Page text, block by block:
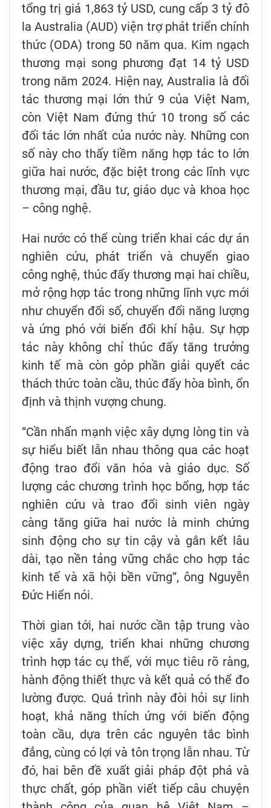
tổng trị giá 1,863 tỷ USD, cung cấp 3 tỷ đô
la Australia (AUD) viện trợ phát triển chính
thức (ODA) trong 50 năm qua. Kim ngạch
thương mại song phương đạt 14 tỷ USD
trong năm 2024. Hiện nay, Australia là đối
tác thương mại lớn thứ 9 của Việt Nam,
còn Việt Nam đứng thứ 10 trong số các
đối tác lớn nhất của nước này. Những con
số này cho thấy tiềm năng hợp tác to lớn
giữa hai nước, đặc biệt trong các lĩnh vực
thương mại, đầu tư, giáo dục và khoa học
– công nghệ.
Hai nước có thể cùng triển khai các dự án
nghiên cứu, phát triển và chuyển giao
công nghệ, thúc đẩy thương mại hai chiều,
mở rộng hợp tác trong những lĩnh vực mới
như chuyển đổi số, chuyển đổi năng lượng
và ứng phó với biến đổi khí hậu. Sự hợp
tác này không chỉ thúc đẩy tăng trưởng
kinh tế mà còn góp phần giải quyết các
thách thức toàn cầu, thúc đẩy hòa bình, ổn
định và thịnh vượng chung.
“Cần nhấn mạnh việc xây dựng lòng tin và
sự hiểu biết lẫn nhau thông qua các hoạt
động trao đổi văn hóa và giáo dục. Số
lượng các chương trình học bổng, hợp tác
nghiên cứu và trao đổi sinh viên ngày
càng tăng giữa hai nước là minh chứng
sinh động cho sự tin cậy và gắn kết lâu
dài, tạo nền tảng vững chắc cho hợp tác
kinh tế và xã hội bền vững”, ông Nguyễn
Đức Hiển nói.
Thời gian tới, hai nước cần tập trung vào
việc xây dựng, triển khai những chương
trình hợp tác cụ thể, với mục tiêu rõ ràng,
hành động thiết thực và kết quả có thể đo
lường được. Quá trình này đòi hỏi sự linh
hoạt, khả năng thích ứng với biến động
toàn cầu, dựa trên các nguyên tắc bình
đẳng, cùng có lợi và tôn trọng lẫn nhau. Từ
đó, hai bên đề xuất giải pháp đột phá và
thực chất, góp phần viết tiếp câu chuyện